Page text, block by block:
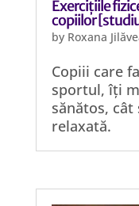
Exercițiile
copiilor
by Roxana
Copiii care
sportul, îți
sănătos,
relaxată.